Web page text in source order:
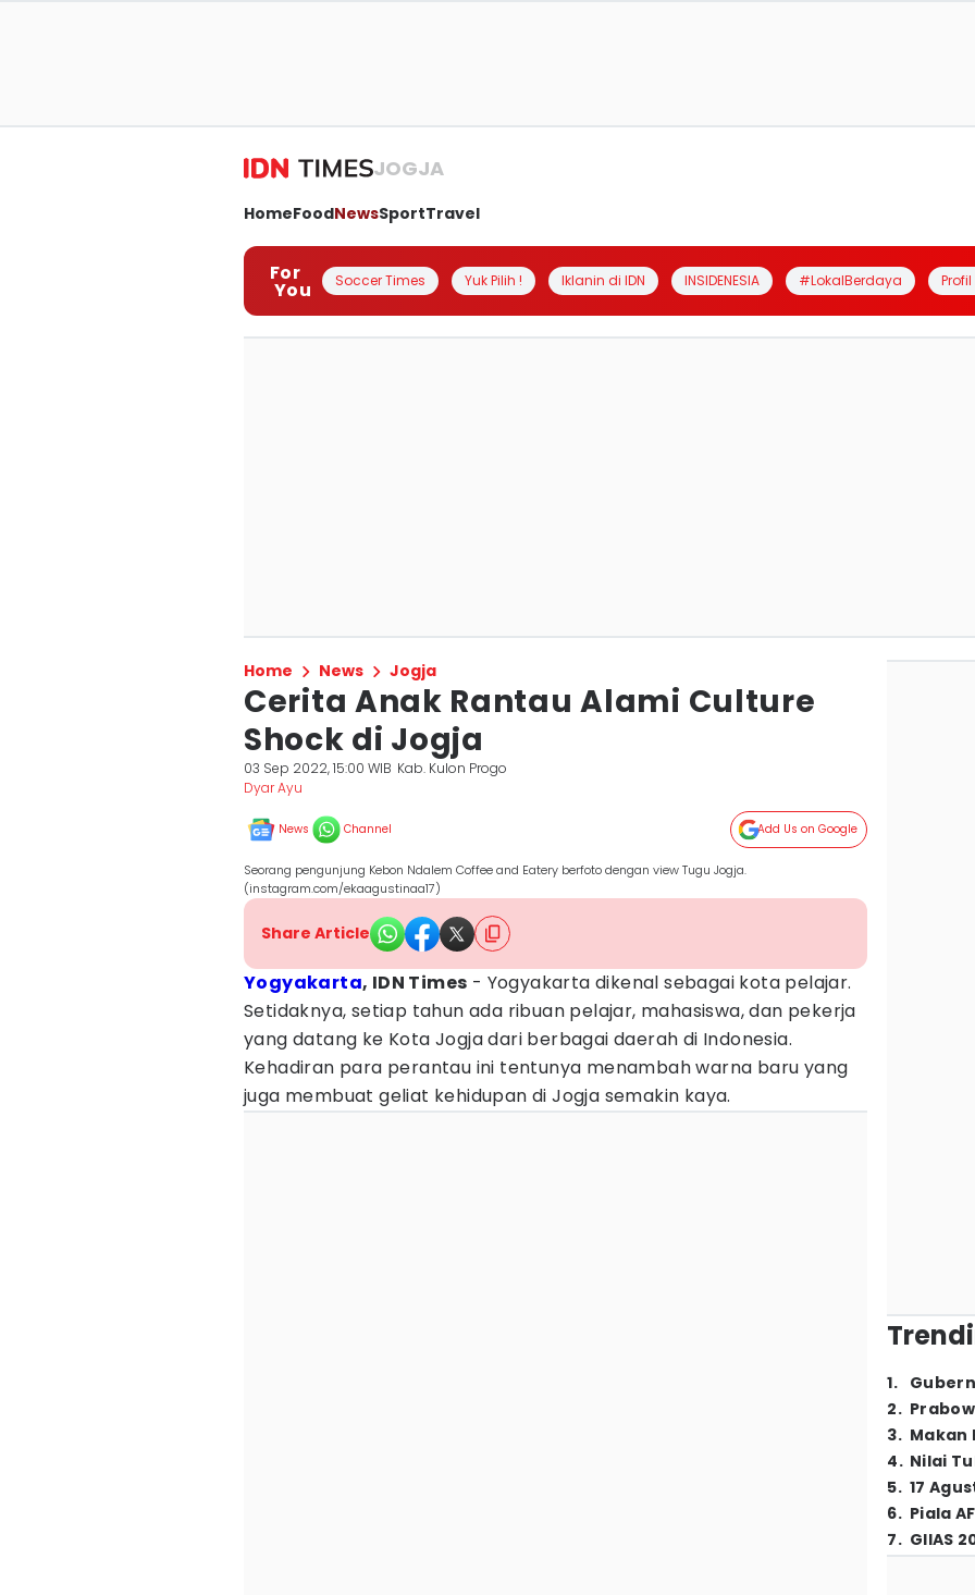
JOGJA
HomeFoodNewsSportTravel
For
You Soccer Times Yuk Pilih ! Iklanin di IDN INSIDENESIA #LokalBerdaya
Home News Jogja
Cerita Anak Rantau Alami Culture
Shock di Jogja
03 Sep 2022, 15:00 WIB Kab. Kulon Progo
Dyar Ayu
News Channel Add Us on Google
Seorang pengunjung Kebon Ndalem Coffee and Eatery berfoto dengan view Tugu Jogja.
(instagram.com/ekaagustinaa17)
Share Article
Yogyakarta, IDN Times - Yogyakarta dikenal sebagai kota pelajar.
Setidaknya, setiap tahun ada ribuan pelajar, mahasiswa, dan pekerja
yang datang ke Kota Jogja dari berbagai daerah di Indonesia.
Kehadiran para perantau ini tentunya menambah warna baru yang
juga membuat geliat kehidupan di Jogja semakin kaya.
1.
2.
3. Makan
4. Nilai
5. 17
6. Piala
7. GIIAS